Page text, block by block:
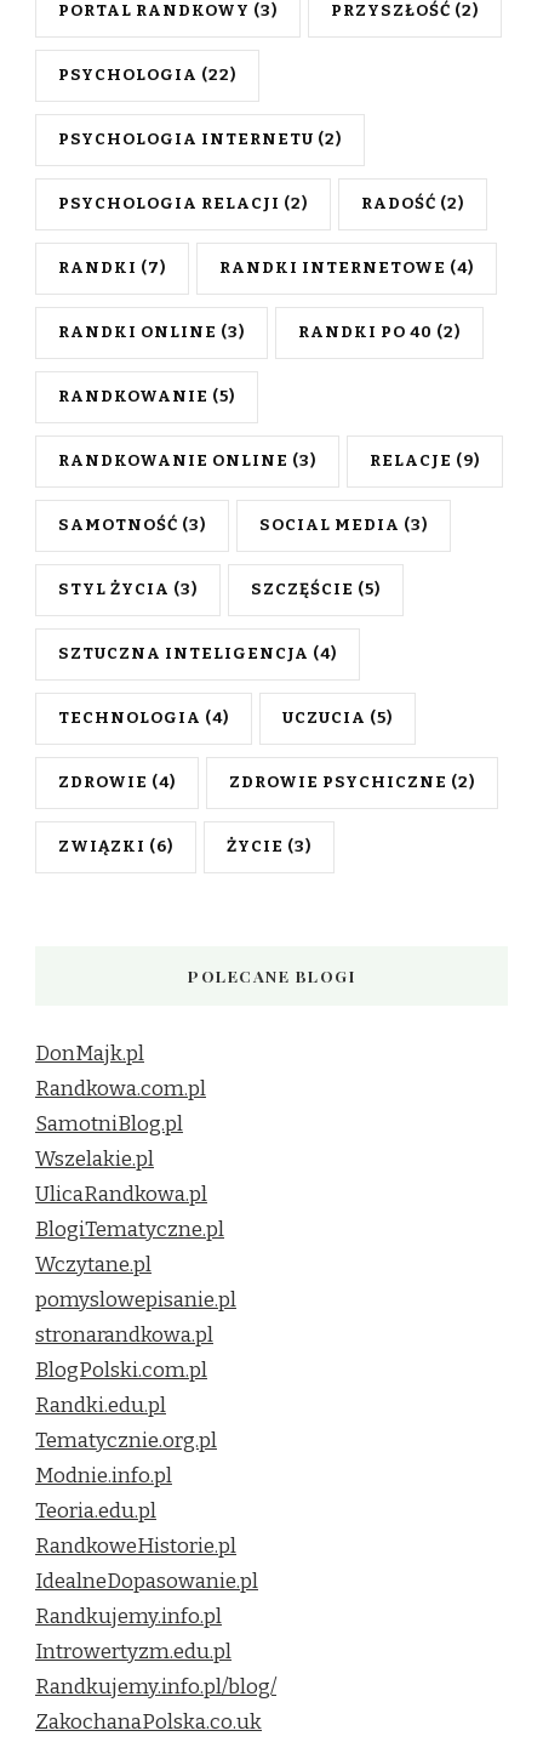
PORTAL RANDKOWY (3) PRZYSZŁOŚĆ (2)
PSYCHOLOGIA (22)
PSYCHOLOGIA INTERNETU (2)
PSYCHOLOGIA RELACJI (2) RADOŚĆ (2)
RANDKI (7) RANDKI INTERNETOWE (4)
RANDKI ONLINE (3) RANDKI PO 40 (2)
RANDKOWANIE (5)
RANDKOWANIE ONLINE (3) RELACJE (9)
SAMOTNOŚĆ (3) SOCIAL MEDIA (3)
STYL ŻYCIA (3) SZCZĘŚCIE (5)
SZTUCZNA INTELIGENCJA (4)
TECHNOLOGIA (4) UCZUCIA (5)
ZDROWIE (4) ZDROWIE PSYCHICZNE (2)
ZWIĄZKI (6) ŻYCIE (3)
POLECANE BLOGI
DonMajk.pl
Randkowa.com.pl
SamotniBlog.pl
Wszelakie.pl
UlicaRandkowa.pl
BlogiTematyczne.pl
Wczytane.pl
pomyslowepisanie.pl
stronarandkowa.pl
BlogPolski.com.pl
Randki.edu.pl
Tematycznie.org.pl
Modnie.info.pl
Teoria.edu.pl
RandkoweHistorie.pl
IdealneDopasowanie.pl
Randkujemy.info.pl
Introwertyzm.edu.pl
Randkujemy.info.pl/blog/
ZakochanaPolska.co.uk